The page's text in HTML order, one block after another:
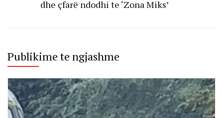
dhe çfarë ndodhi te ‘Zona Miks’
Publikime te ngjashme